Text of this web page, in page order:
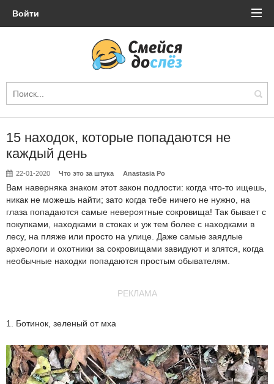
Войти
15 находок, которые попадаются не
каждый день
22-01-2020 Что это за штука Anastasia Po
Вам наверняка знаком этот закон подлости: когда что-то ищешь,
никак не можешь найти; зато когда тебе ничего не нужно, на
глаза попадаются самые невероятные сокровища! Так бывает с
покупками, находками в стоках и уж тем более с находками в
лесу, на пляже или просто на улице. Даже самые заядлые
археологи и охотники за сокровищами завидуют и злятся, когда
необычные находки попадаются простым обывателям.
РЕКЛАМА
1. Ботинок, зеленый от мха